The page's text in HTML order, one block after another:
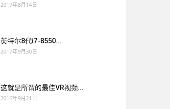
2017年8月14日
英特尔8代i7-8550...
2017年9月30日
这就是所谓的最佳VR视频...
2016年9月21日